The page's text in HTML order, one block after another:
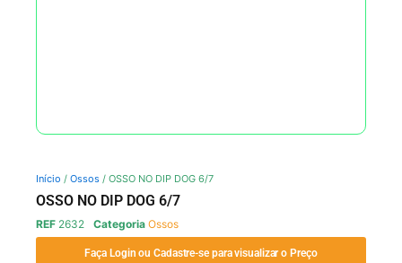
Início / Ossos / OSSO NO DIP DOG 6/7
OSSO NO DIP DOG 6/7
REF 2632 Categoria Ossos
Faça Login ou Cadastre-se para visualizar o Preço